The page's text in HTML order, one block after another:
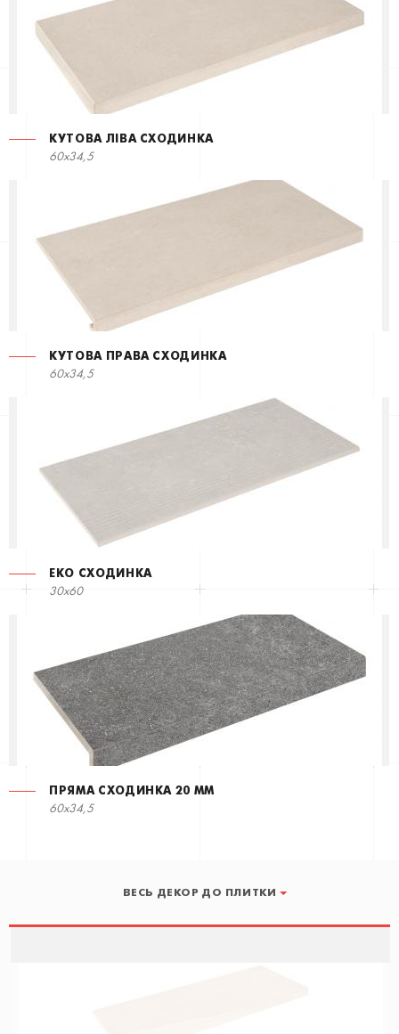
КУТОВА ЛІВА СХОДИНКА
60x34,5
КУТОВА ПРАВА СХОДИНКА
60x34,5
ЕКО СХОДИНКА
30x60
ПРЯМА СХОДИНКА 20 ММ
60x34,5
ВЕСЬ ДЕКОР ДО ПЛИТКИ